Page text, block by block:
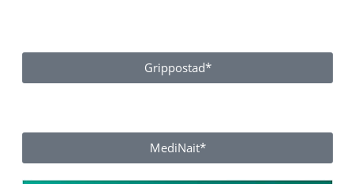
Grippostad*
MediNait*